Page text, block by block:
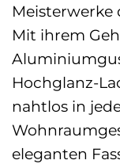
Meisterwerke
Mit ihrem
Hochglanz-
nahtlos in
eleganten